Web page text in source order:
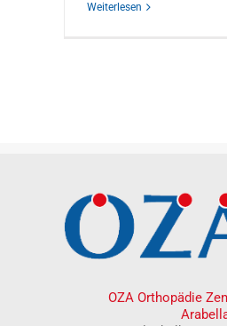
Weiterlesen
OZA Orthopädie